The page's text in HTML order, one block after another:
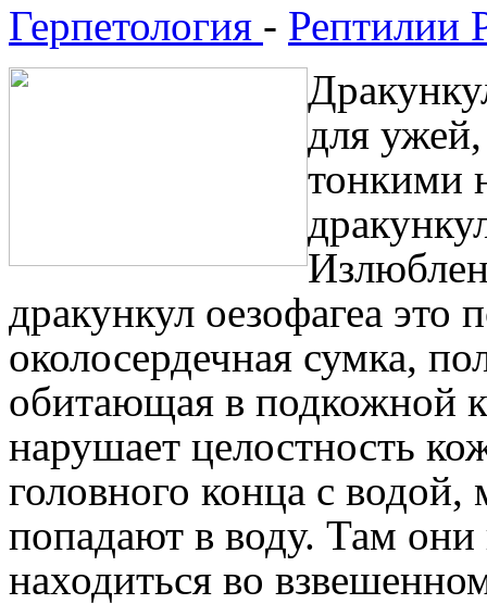
Герпетология - Рептилии
для
тонкими
дракункул оезофагеа это
околосердечная сумка,
обитающая в подкожной
нарушает целостность
головного конца с водой,
попадают в воду. Там они
находиться во